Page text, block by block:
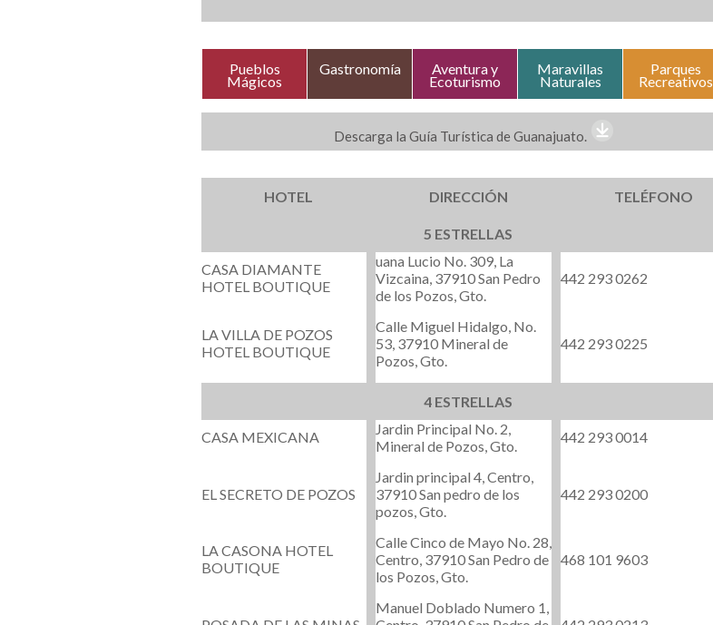
Pueblos
Mágicos
Gastronomía Aventura y
Ecoturismo
Maravillas
Naturales
Parques
Recreativos
Descarga la Guía Turística de Guanajuato.
HOTEL DIRECCIÓN TELÉFONO
5 ESTRELLAS
CASA DIAMANTE
HOTEL BOUTIQUE
uana Lucio No. 309, La
Vizcaina, 37910 San Pedro
de los Pozos, Gto.
442 293 0262
LA VILLA DE POZOS
HOTEL BOUTIQUE
Calle Miguel Hidalgo, No.
53, 37910 Mineral de
Pozos, Gto.
442 293 0225
4 ESTRELLAS
CASA MEXICANA
Jardin Principal No. 2,
Mineral de Pozos, Gto.
442 293 0014
EL SECRETO DE POZOS
Jardin principal 4, Centro,
37910 San pedro de los
pozos, Gto.
442 293 0200
LA CASONA HOTEL
BOUTIQUE
Calle Cinco de Mayo No. 28,
Centro, 37910 San Pedro de
los Pozos, Gto.
468 101 9603
Manuel Doblado Numero 1,